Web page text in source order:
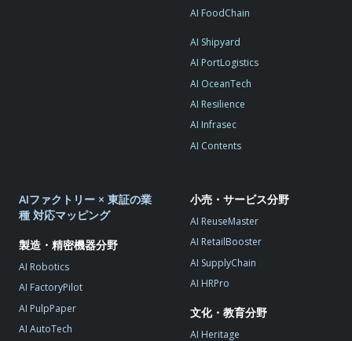
AI FoodChain
AI Shipyard
AI PortLogistics
AI OceanTech
AI Resilience
AI Infrasec
AI Contents
AIファクトリー × 東証の業
種 対応マッピング
製造・精密機器分野
AI Robotics
AI FactoryPilot
AI PulpPaper
AI AutoTech
小売・サービス分野
AI ReuseMaster
AI RetailBooster
AI SupplyChain
AI HRPro
文化・教育分野
AI Heritage